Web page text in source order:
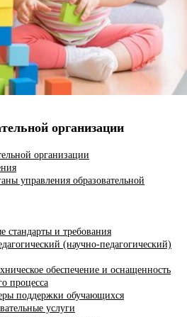
организации
организации
управления образовательной
стандарты и требования
(научно-педагогический)
обеспечение и оснащенность
процесса
поддержки обучающихся
услуги